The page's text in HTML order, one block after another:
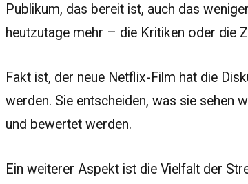
Publikum, das bereit ist, auch das
heutzutage mehr – die Kritiken oder die
Fakt ist, der neue Netflix-Film hat die
werden. Sie entscheiden, was sie sehen
und bewertet werden.
Ein weiterer Aspekt ist die Vielfalt der